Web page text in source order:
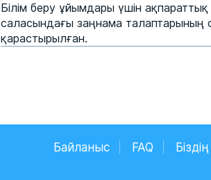
Білім беру ұйымдары үшін ақпараттық
саласындағы заңнама талаптарының
қарастырылған.
Байланыс FAQ